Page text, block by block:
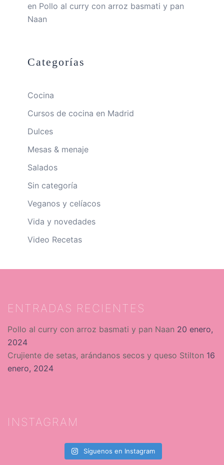
en Pollo al curry con arroz basmati y pan
Naan
Categorías
Cocina
Cursos de cocina en Madrid
Dulces
Mesas & menaje
Salados
Sin categoría
Veganos y celíacos
Vida y novedades
Video Recetas
ENTRADAS RECIENTES
Pollo al curry con arroz basmati y pan Naan 20 enero,
2024
Crujiente de setas, arándanos secos y queso Stilton 16
enero, 2024
INSTAGRAM
Síguenos en Instagram